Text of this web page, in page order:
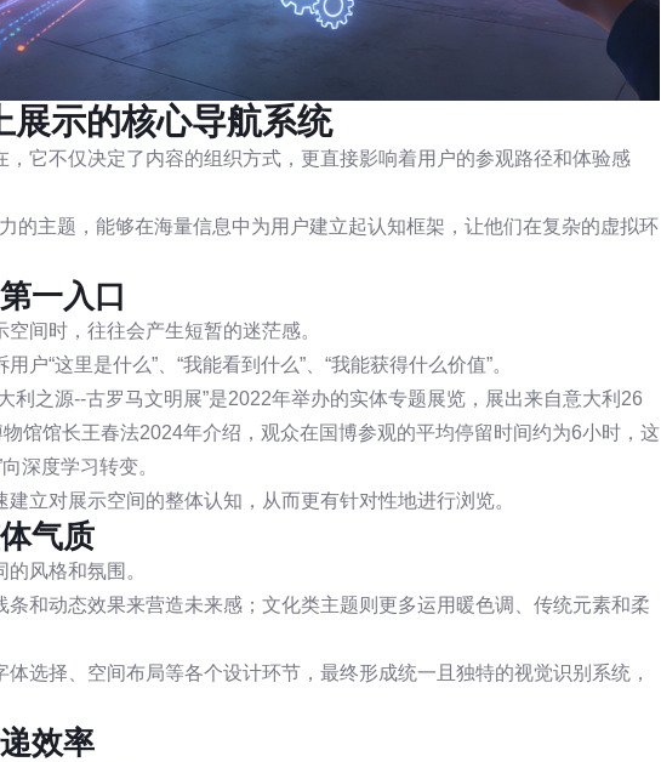
展示的核心导航系统
它不仅决定了内容的组织方式，更直接影响着用户的参观路径和体验感
的主题，能够在海量信息中为用户建立起认知框架，让他们在复杂的虚拟环
一入口
间时，往往会产生短暂的迷茫感。
户“这里是什么”、“我能看到什么”、“我能获得什么价值”。
利之源--古罗马文明展”是2022年举办的实体专题展览，展出来自意大利26
馆馆长王春法2024年介绍，观众在国博参观的平均停留时间约为6小时，这
深度学习转变。
立对展示空间的整体认知，从而更有针对性地进行浏览。
气质
风格和氛围。
和动态效果来营造未来感；文化类主题则更多运用暖色调、传统元素和柔
选择、空间布局等各个设计环节，最终形成统一且独特的视觉识别系统，
效率